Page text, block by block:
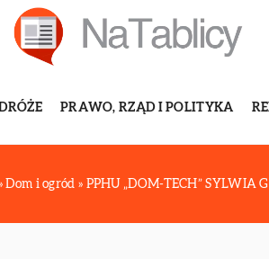
PRAWO, RZĄD I POLITYKA
Dom i ogród » PPHU „DOM-TECH” SYLWIA